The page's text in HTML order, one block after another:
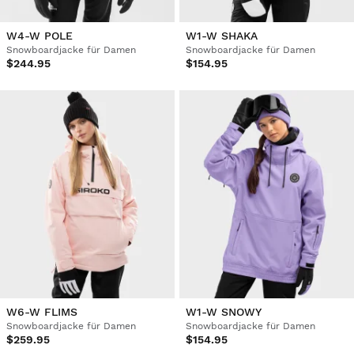
W4-W POLE
Snowboardjacke für Damen
$244.95
W1-W SHAKA
Snowboardjacke für Damen
$154.95
W6-W FLIMS
Snowboardjacke für Damen
$259.95
W1-W SNOWY
Snowboardjacke für Damen
$154.95